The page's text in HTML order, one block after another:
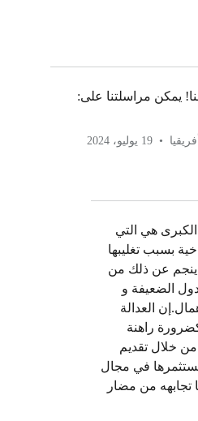
يمكن مراسلتنا على:
19 يوليو، 2024
هي التي
بسبب تغليبها
ينجم عن ذلك من
الضعيفة و
العدالة
راهنة
خلال تقديم
في مجال
تجابهه من مضار